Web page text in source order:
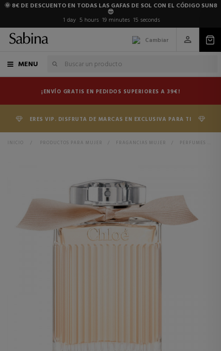
🌞 8€ DE DESCUENTO EN TODAS LAS GAFAS DE SOL CON EL CÓDIGO SUN8
😎
1 day 5 hours 19 minutes 15 seconds
Cambiar
MENU
¡ENVÍO GRATIS EN PEDIDOS SUPERIORES A 39€!
ERES VIP. DISFRUTA DE MARCAS EN EXCLUSIVA PARA TI
INICIO > PRODUCTOS PARA MUJER > FRAGANCIAS MUJER > PERFUMES MUJER